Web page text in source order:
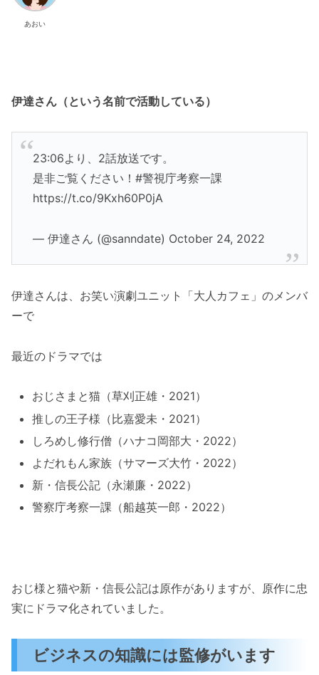
あおい
伊達さん（という名前で活動している）
23:06より、2話放送です。
是非ご覧ください！#警視庁考察一課
https://t.co/9Kxh60P0jA
— 伊達さん (@sanndate) October 24, 2022
伊達さんは、お笑い演劇ユニット「大人カフェ」のメンバ
ーで
最近のドラマでは
おじさまと猫（草刈正雄・2021）
推しの王子様（比嘉愛未・2021）
しろめし修行僧（ハナコ岡部大・2022）
よだれもん家族（サマーズ大竹・2022）
新・信長公記（永瀬廉・2022）
警察庁考察一課（船越英一郎・2022）
おじ様と猫や新・信長公記は原作がありますが、原作に忠
実にドラマ化されていました。
ビジネスの知識には監修がいます